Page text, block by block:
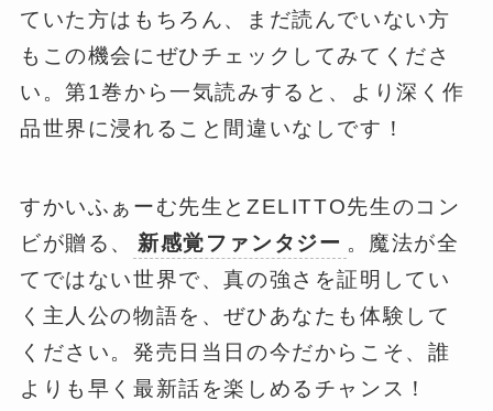
ていた方はもちろん、まだ読んでいない方
もこの機会にぜひチェックしてみてくださ
い。第1巻から一気読みすると、より深く作
品世界に浸れること間違いなしです！
すかいふぁーむ先生とZELITTO先生のコン
ビが贈る、
新感覚ファンタジー 。魔法が全
てではない世界で、真の強さを証明してい
く主人公の物語を、ぜひあなたも体験して
ください。発売日当日の今だからこそ、誰
よりも早く最新話を楽しめるチャンス！